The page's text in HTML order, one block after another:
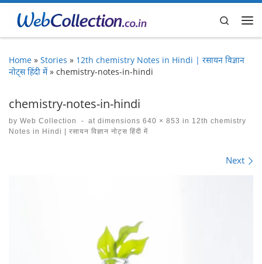
Skip to content
Search
Home » Stories » 12th chemistry Notes in Hindi | रसायन विज्ञान
नोट्स हिंदी में » chemistry-notes-in-hindi
chemistry-notes-in-hindi
by Web Collection - at dimensions 640 × 853 in 12th chemistry
Notes in Hindi | रसायन विज्ञान नोट्स हिंदी में
Next